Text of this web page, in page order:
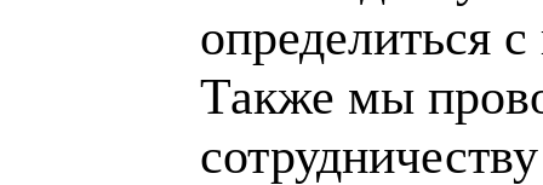
определиться
Также мы